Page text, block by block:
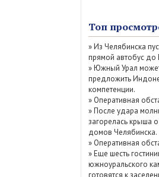
Июль 2026 (77)
Июнь 2026 (52)
Май 2026 (69)
Апрель 2026
Март 2026 (79)
Показать /
архив
Топ
»Из Челябинска
прямой автобус
»Южный Урал
предложить
компетенции.
» Оперативная
»После удара
загорелась крыша
домов Челябинска.
» Оперативная
»Еще шесть
южноуральского
готовятся к